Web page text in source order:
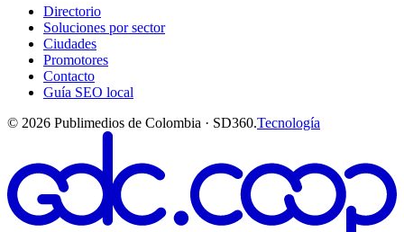
Directorio
Soluciones por sector
Ciudades
Promotores
Contacto
Guía SEO local
© 2026 Publimedios de Colombia · SD360.Tecnología